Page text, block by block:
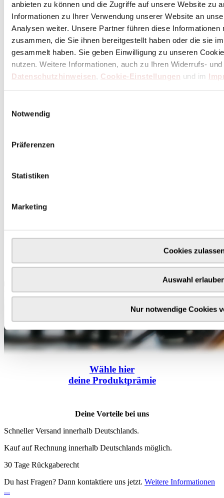
anbieten zu können und die Zugriffe auf unsere Website zu
Informationen zu Ihrer Verwendung unserer Website an
Analysen weiter. Unsere Partner führen diese
zusammen, die Sie ihnen bereitgestellt haben oder die sie
gesammelt haben. Sie geben Einwilligung zu unseren
nutzen. Weitere Informationen, auch zu Ihren Widerrufs-
Datenschutzhinweisen, Cookie-Einstellungen und im
Notwendig
Präferenzen
Statistiken
Marketing
Cookies
Auswahl
Nur notwendige Cookies
Wähle hier
deine Produktprämie
Deine Vorteile bei uns
Schneller Versand innerhalb Deutschlands.
Kauf auf Rechnung innerhalb Deutschlands möglich.
30 Tage Rückgaberecht
Du hast Fragen? Dann kontaktiere uns jetzt. Weitere Informationen
...